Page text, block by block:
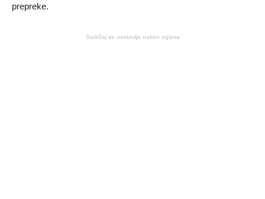
prepreke.
Sadržaj se nastavlja nakon oglasa